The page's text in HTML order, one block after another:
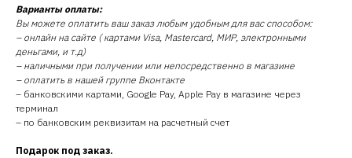
Варианты оплаты:
Вы можете оплатить ваш заказ любым удобным для вас способом:
– онлайн на сайте ( картами Visa, Mastercard, МИР, электронными
деньгами, и т.д)
– наличными при получении или непосредственно в магазине
– оплатить в нашей группе Вконтакте
– банковскими картами, Google Pay, Apple Pay в магазине через
терминал
– по банковским реквизитам на расчетный счет
Подарок под заказ.